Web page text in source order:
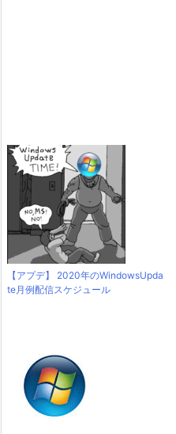
【アプデ】 2020年のWindowsUpda
te月例配信スケジュール